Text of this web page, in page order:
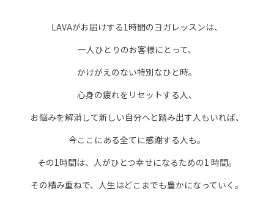
LAVAがお届けする1時間のヨガレッスンは、
一人ひとりのお客様にとって、
かけがえのない特別なひと時。
心身の疲れをリセットする人、
お悩みを解消して新しい自分へと踏み出す人もいれば、
今ここにある全てに感謝する人も。
その1時間は、人がひとつ幸せになるための1 時間。
その積み重ねで、人生はどこまでも豊かになっていく。